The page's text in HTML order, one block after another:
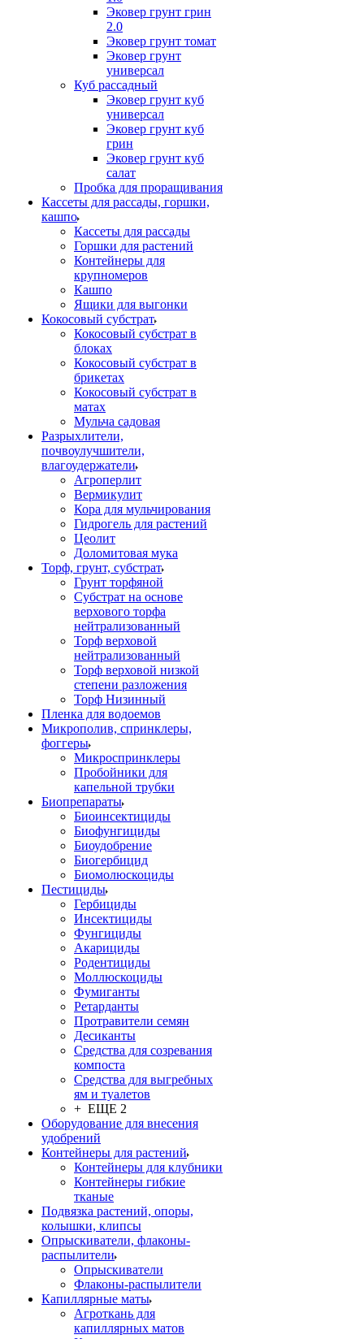
Эковер грунт грин
2.0
Эковер грунт томат
Эковер грунт
универсал
Куб рассадный
Эковер грунт куб
универсал
Эковер грунт куб
грин
Эковер грунт куб
салат
Пробка для проращивания
Кассеты для рассады, горшки,
кашпо
Кассеты для рассады
Горшки для растений
Контейнеры для
крупномеров
Кашпо
Ящики для выгонки
Кокосовый субстрат
Кокосовый субстрат в
блоках
Кокосовый субстрат в
брикетах
Кокосовый субстрат в
матах
Мульча садовая
Разрыхлители,
почвоулучшители,
влагоудержатели
Агроперлит
Вермикулит
Кора для мульчирования
Гидрогель для растений
Цеолит
Доломитовая мука
Торф, грунт, субстрат
Грунт торфяной
Субстрат на основе
верхового торфа
нейтрализованный
Торф верховой
нейтрализованный
Торф верховой низкой
степени разложения
Торф Низинный
Пленка для водоемов
Микрополив, спринклеры,
фоггеры
Микроспринклеры
Пробойники для
капельной трубки
Биопрепараты
Биоинсектициды
Биофунгициды
Биоудобрение
Биогербицид
Биомолюскоциды
Пестициды
Гербициды
Инсектициды
Фунгициды
Акарициды
Родентициды
Моллюскоциды
Фумиганты
Ретарданты
Протравители семян
Десиканты
Средства для созревания
компоста
Средства для выгребных
ям и туалетов
+ ЕЩЕ 2
Оборудование для внесения
удобрений
Контейнеры для растений
Контейнеры для клубники
Контейнеры гибкие
тканые
Подвязка растений, опоры,
колышки, клипсы
Опрыскиватели, флаконы-
распылители
Опрыскиватели
Флаконы-распылители
Капиллярные маты
Агроткань для
капиллярных матов